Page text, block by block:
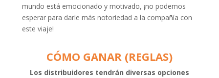
mundo está emocionado y motivado, ¡no podemos
esperar para darle más notoriedad a la compañía con
este viaje!
CÓMO GANAR (REGLAS)
Los distribuidores tendrán diversas opciones